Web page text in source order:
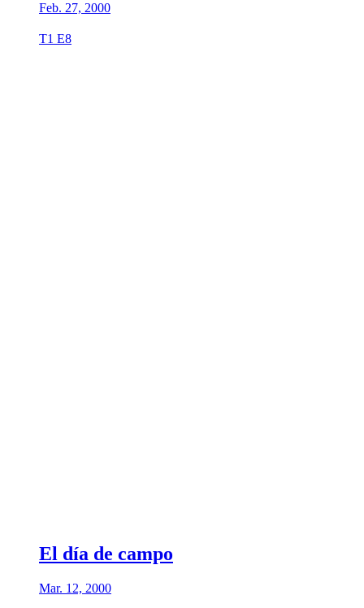
Feb. 27, 2000
T1 E8
El día de campo
Mar. 12, 2000